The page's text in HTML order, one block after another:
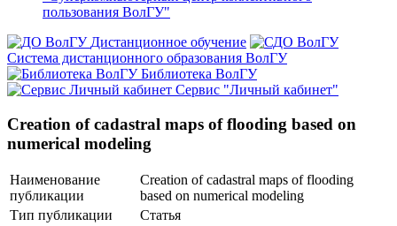
пользования ВолГУ"
Дистанционное обучение
Система дистанционного образования ВолГУ
Библиотека ВолГУ
Сервис "Личный кабинет"
Creation of cadastral maps of flooding based on
numerical modeling
Наименование
публикации
Creation of cadastral maps of flooding
based on numerical modeling
Тип публикации
Статья